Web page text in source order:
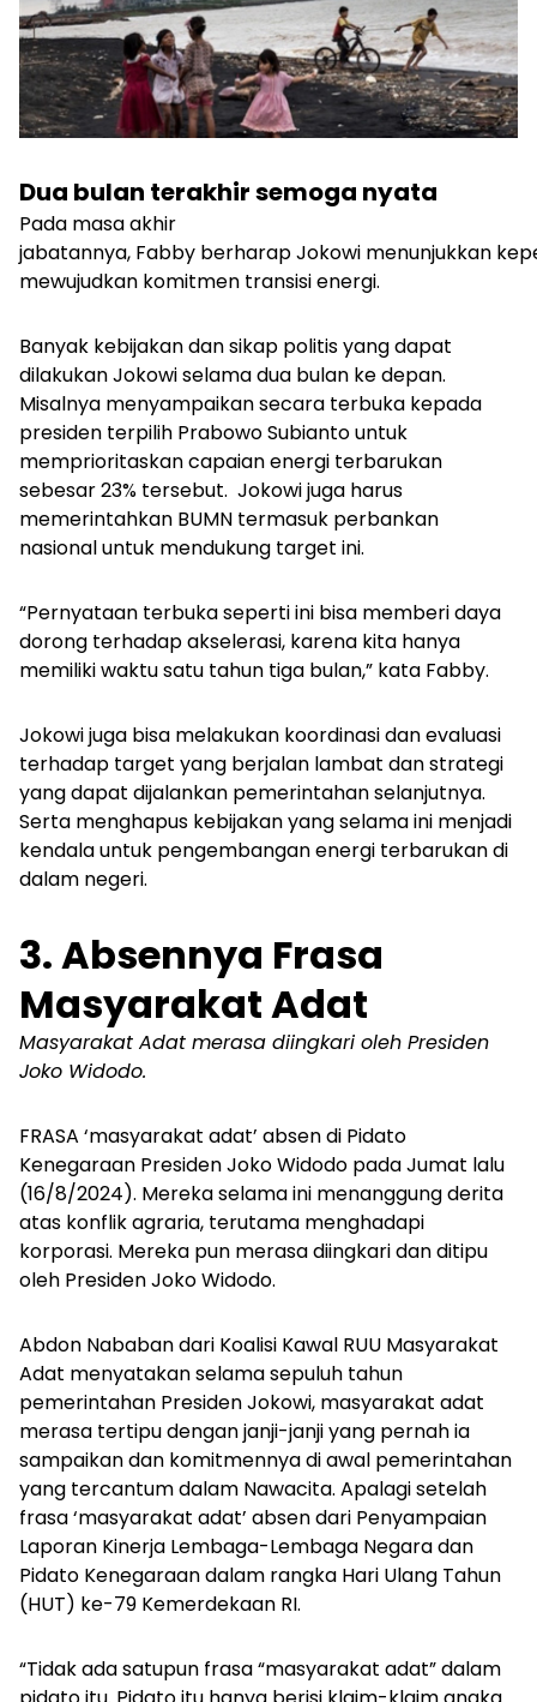
Dua bulan terakhir semoga nyata
Pada masa akhir
jabatannya, Fabby berharap Jokowi menunjukkan
mewujudkan komitmen transisi energi.
Banyak kebijakan dan sikap politis yang dapat
dilakukan Jokowi selama dua bulan ke depan.
Misalnya menyampaikan secara terbuka kepada
presiden terpilih Prabowo Subianto untuk
memprioritaskan capaian energi terbarukan
sebesar 23% tersebut. Jokowi juga harus
memerintahkan BUMN termasuk perbankan
nasional untuk mendukung target ini.
“Pernyataan terbuka seperti ini bisa memberi daya
dorong terhadap akselerasi, karena kita hanya
memiliki waktu satu tahun tiga bulan,” kata Fabby.
Jokowi juga bisa melakukan koordinasi dan evaluasi
terhadap target yang berjalan lambat dan strategi
yang dapat dijalankan pemerintahan selanjutnya.
Serta menghapus kebijakan yang selama ini menjadi
kendala untuk pengembangan energi terbarukan di
dalam negeri.
3. Absennya Frasa
Masyarakat Adat
Masyarakat Adat merasa diingkari oleh Presiden
Joko Widodo.
FRASA ‘masyarakat adat’ absen di Pidato
Kenegaraan Presiden Joko Widodo pada Jumat lalu
(16/8/2024). Mereka selama ini menanggung derita
atas konflik agraria, terutama menghadapi
korporasi. Mereka pun merasa diingkari dan ditipu
oleh Presiden Joko Widodo.
Abdon Nababan dari Koalisi Kawal RUU Masyarakat
Adat menyatakan selama sepuluh tahun
pemerintahan Presiden Jokowi, masyarakat adat
merasa tertipu dengan janji-janji yang pernah ia
sampaikan dan komitmennya di awal pemerintahan
yang tercantum dalam Nawacita. Apalagi setelah
frasa ‘masyarakat adat’ absen dari Penyampaian
Laporan Kinerja Lembaga-Lembaga Negara dan
Pidato Kenegaraan dalam rangka Hari Ulang Tahun
(HUT) ke-79 Kemerdekaan RI.
“Tidak ada satupun frasa “masyarakat adat” dalam